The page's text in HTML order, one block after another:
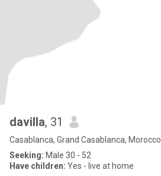
davilla, 31
Casablanca, Grand Casablanca, Morocco
Seeking: Male 30 - 52
Have children: Yes - live at home